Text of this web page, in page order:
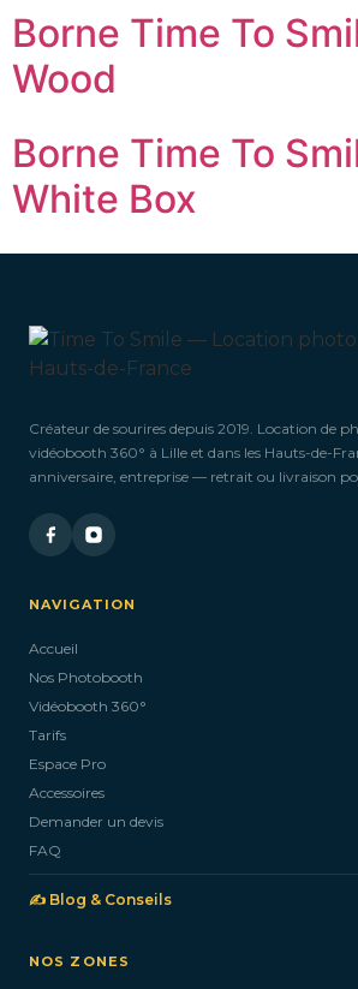
Borne Time To
Wood
Borne Time To
White Box
Créateur de sourires depuis 2019. Location de
vidéobooth 360° à Lille et dans les Hauts-de-
anniversaire, entreprise — retrait ou livraison
NAVIGATION
Accueil
Nos Photobooth
Vidéobooth 360°
Tarifs
Espace Pro
Accessoires
Demander un devis
FAQ
✍️ Blog & Conseils
NOS ZONES